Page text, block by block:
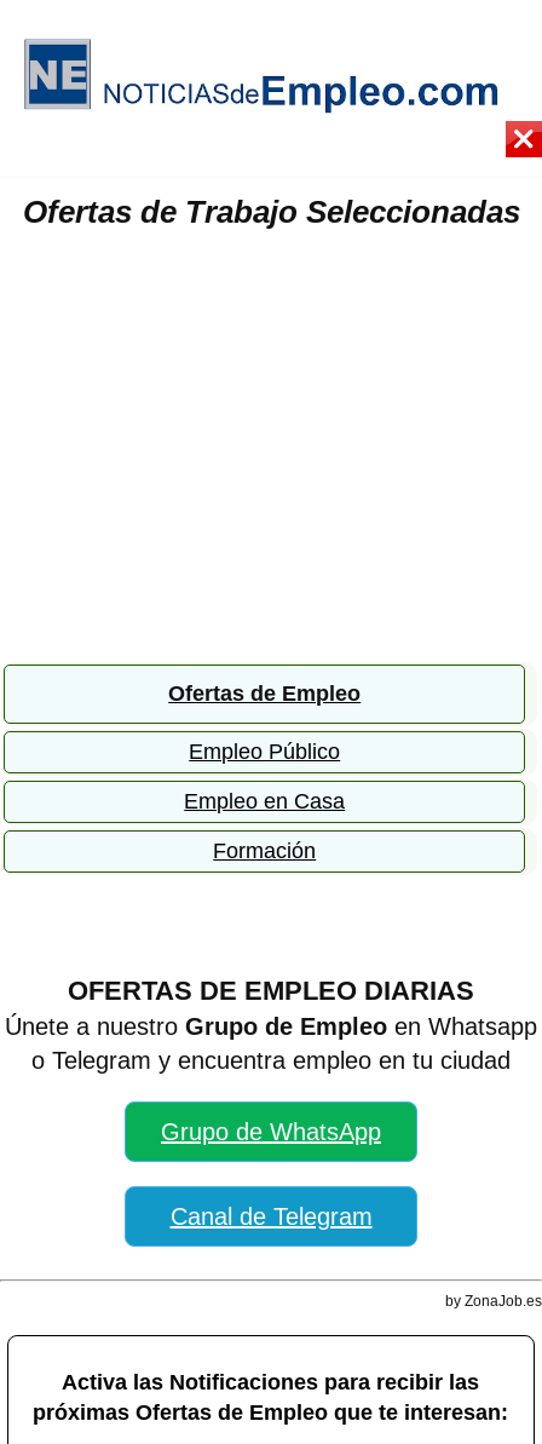
Ofertas de Trabajo Seleccionadas
Ofertas de Empleo
Empleo Público
Empleo en Casa
Formación
OFERTAS DE EMPLEO DIARIAS
Únete a nuestro Grupo de Empleo en Whatsapp
o Telegram y encuentra empleo en tu ciudad
Grupo de WhatsApp
Canal de Telegram
by ZonaJob.es
Activa las Notificaciones para recibir las
próximas Ofertas de Empleo que te interesan: